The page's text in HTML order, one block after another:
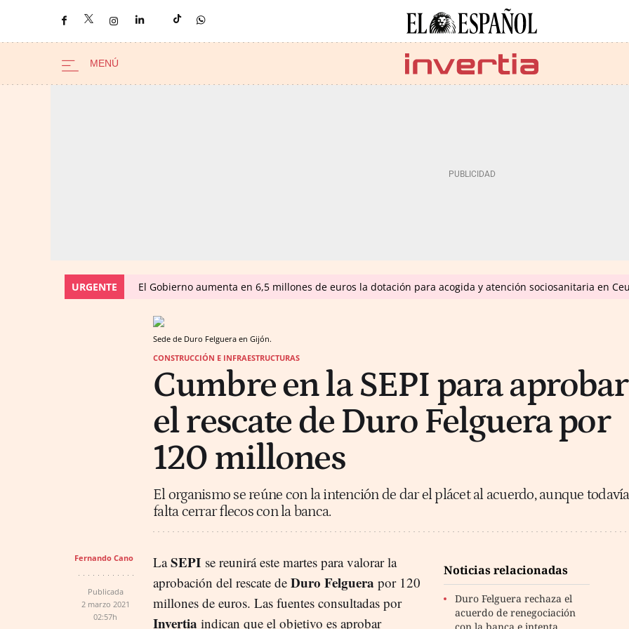
URGENTE El Gobierno aumenta en 6,5 millones de euros la dotación para acogida y atención sociosanitaria en
Sede de Duro Felguera en Gijón.
CONSTRUCCIÓN E INFRAESTRUCTURAS
Cumbre en la SEPI para aprobar
el rescate de Duro Felguera por
120 millones
El organismo se reúne con la intención de dar el plácet al acuerdo, aunque todavía
falta cerrar flecos con la banca.
Fernando Cano
Publicada
2 marzo 2021
02:57h
Noticias relacionadas
Duro Felguera rechaza el
acuerdo de renegociación
LaSEPI se reunirá este martes para valorar la
aprobación del rescate de Duro Felguera por 120
millones de euros. Las fuentes consultadas por
Invertia indican que el objetivo es aprobar